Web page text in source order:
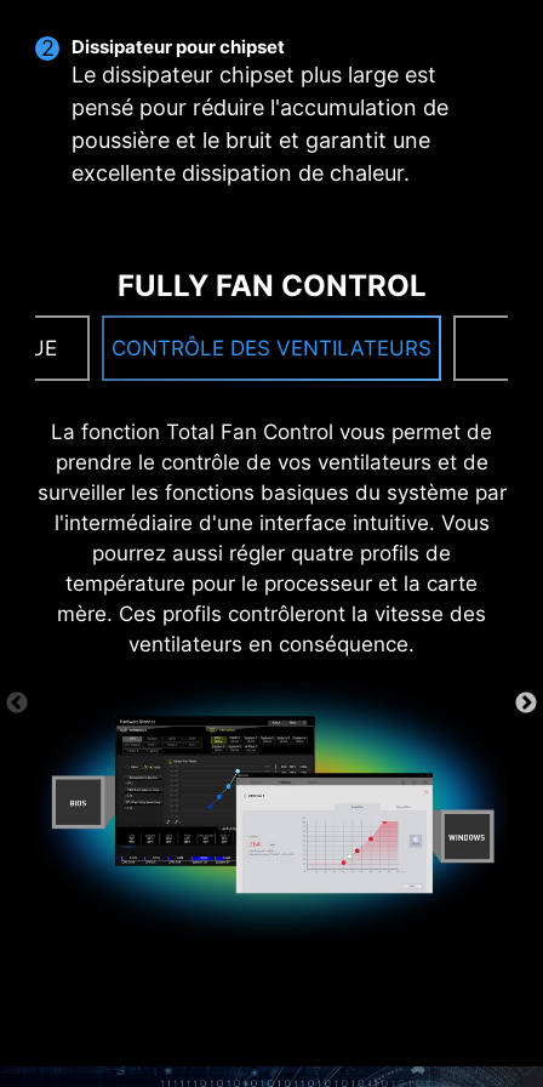
Dissipateur pour chipset
Le dissipateur chipset plus large est
pensé pour réduire l'accumulation de
poussière et le bruit et garantit une
excellente dissipation de chaleur.
FULLY FAN CONTROL
CONTRÔLE DES VENTILATEURS
La fonction Total Fan Control vous permet de
prendre le contrôle de vos ventilateurs et de
surveiller les fonctions basiques du système par
l'intermédiaire d'une interface intuitive. Vous
pourrez aussi régler quatre profils de
température pour le processeur et la carte
mère. Ces profils contrôleront la vitesse des
ventilateurs en conséquence.
MISE À JOUR DES PILOTES
Une fois connecté à internet, le programme de
mise à jour de pilotes et d'utilitaires MSI
détectera et proposera la dernière de version
de pilotes et d'utilitaires disponible. Vous
pourrez alors la télécharger et l'installer en
quelques clics. En savoir plus.
* Veuillez vous assurer d'être connecté à internet ou
le programme ne se lancera pas automatiquement.